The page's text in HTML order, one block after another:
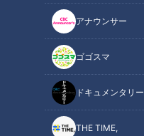
アナウンサー
ゴゴスマ
ドキュメンタリー
THE TIME,